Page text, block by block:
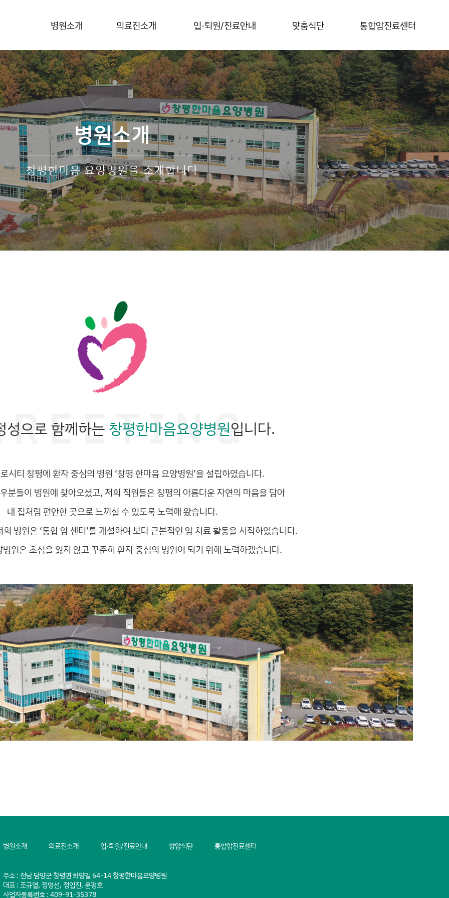
병원소개 의료진소개 입·퇴원/진료안내 맞춤식단 통합암진료센터
병원소개
창평한마음 요양병원을 소개합니다
성으로 함께하는 창평한마음요양병원입니다.
시티 창평에 환자 중심의 병원 ‘창평 한마음 요양병원’을 설립하였습니다.
분들이 병원에 찾아오셨고, 저희 직원들은 창평의 아름다운 자연의 마음을 담아
내 집처럼 편안한 곳으로 느끼실 수 있도록 노력해 왔습니다.
병원은 ‘통합 암 센터’를 개설하여 보다 근본적인 암 치료 활동을 시작하였습니다.
원은 초심을 잃지 않고 꾸준히 환자 중심의 병원이 되기 위해 노력하겠습니다.
병원소개 의료진소개 입·퇴원/진료안내 항암식단 통합암진료센터
주소 : 전남 담양군 창평면 화양길 64-14 창평한마음요양병원
대표 : 조규열, 정영선, 정입진, 윤평호
사업자등록번호 : 409-91-35378